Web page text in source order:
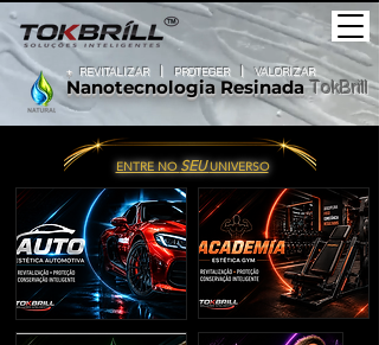
+REVITALIZAR | PROTEGER | VALORIZAR
Nanotecnologia ResinadaTokBrill
ENTRE NOSEUUNIVERSO